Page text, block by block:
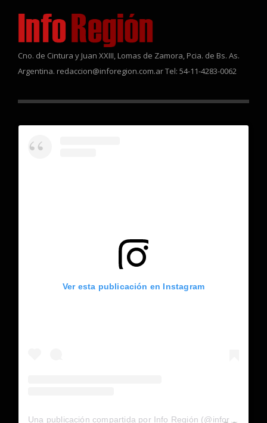
Cno. de Cintura y Juan XXIII, Lomas de Zamora, Pcia. de Bs. As.
Argentina. redaccion@inforegion.com.ar Tel: 54-11-4283-0062
Ver esta publicación en Instagram